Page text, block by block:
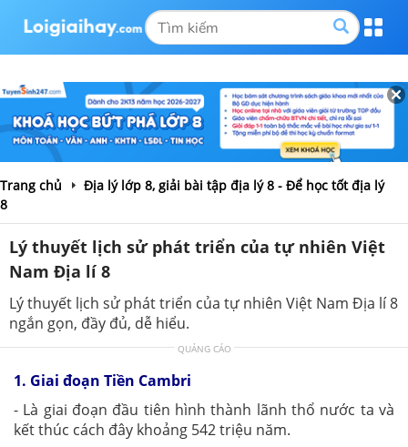
Trang chủ
Địa lý lớp 8, giải bài tập địa lý 8 - Để học tốt địa lý
8
Lý thuyết lịch sử phát triển của tự nhiên Việt
Nam Địa lí 8
Lý thuyết lịch sử phát triển của tự nhiên Việt Nam Địa lí 8
ngắn gọn, đầy đủ, dễ hiểu.
QUẢNG CÁO
1. Giai đoạn Tiền Cambri
- Là giai đoạn đầu tiên hình thành lãnh thổ nước ta và
kết thúc cách đây khoảng 542 triệu năm.